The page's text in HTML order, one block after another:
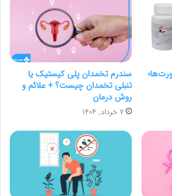
سندرم تخمدان پلی کیستیک یا
تنبلی تخمدان چیست؟ + علائم و
روش درمان
7 خرداد, 1404